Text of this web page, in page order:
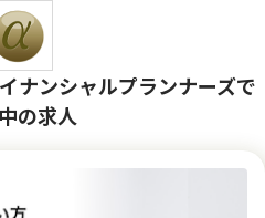
ナンシャルプランナーズで
の求人